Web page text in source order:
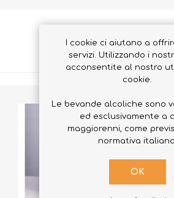
PRODOTTI
I cookie ci aiutano a
servizi. Utilizzando i
acconsentite al nostro
cookie.
Le bevande alcoliche sono
ed esclusivamente a
maggiorenni, come
normativa
OK